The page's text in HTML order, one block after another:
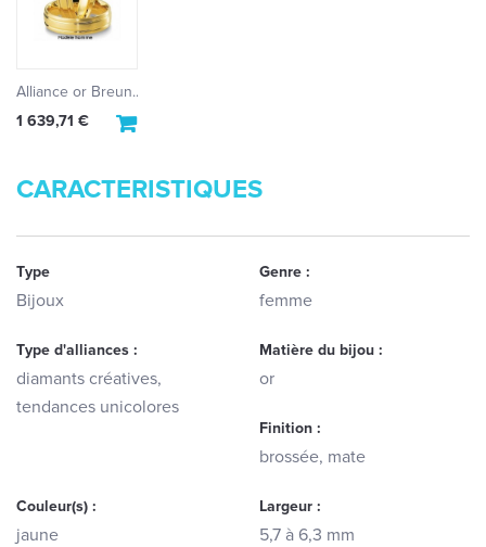
Alliance or Breun...
1 639,71 €
CARACTERISTIQUES
Type
Bijoux
Genre :
femme
Type d'alliances :
diamants créatives,
tendances unicolores
Matière du bijou :
or
Finition :
brossée, mate
Couleur(s) :
jaune
Largeur :
5,7 à 6,3 mm